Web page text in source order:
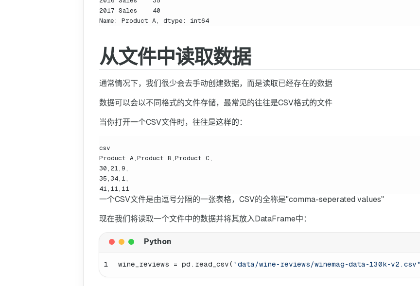
2017 Sales    40
Name: Product A, dtype: int64
从文件中读取数据
通常情况下，我们很少会去手动创建数据，而是读取已经存在的数据
数据可以会以不同格式的文件存储，最常见的往往是CSV格式的文件
当你打开一个CSV文件时，往往是这样的：
csv
Product A,Product B,Product C,
30,21,9,
35,34,1,
41,11,11
一个CSV文件是由逗号分隔的一张表格，CSV的全称是"comma-seperated values"
现在我们将读取一个文件中的数据并将其放入DataFrame中：
1 wine_reviews = pd.read_csv( "data/wine-reviews/winemag-data-130k-v2.csv"